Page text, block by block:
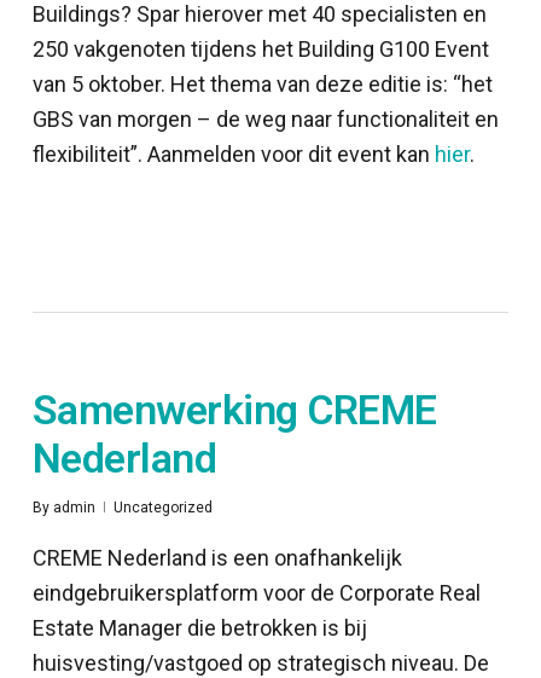
Buildings? Spar hierover met 40 specialisten en
250 vakgenoten tijdens het Building G100 Event
van 5 oktober. Het thema van deze editie is: “het
GBS van morgen – de weg naar functionaliteit en
flexibiliteit”. Aanmelden voor dit event kan hier.
Samenwerking CREME
Nederland
By admin Uncategorized
CREME Nederland is een onafhankelijk
eindgebruikersplatform voor de Corporate Real
Estate Manager die betrokken is bij
huisvesting/vastgoed op strategisch niveau. De